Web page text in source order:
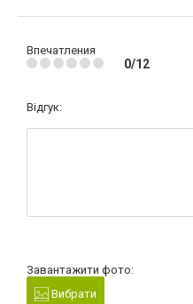
Впечатления
0/12
Відгук:
Завантажити фото:
Вибрати